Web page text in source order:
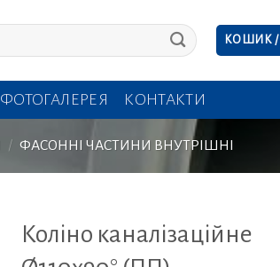
КОШИК /
ФОТОГАЛЕРЕЯ КОНТАКТИ
/ ФАСОННІ ЧАСТИНИ ВНУТРІШНІ
Коліно каналізаційне